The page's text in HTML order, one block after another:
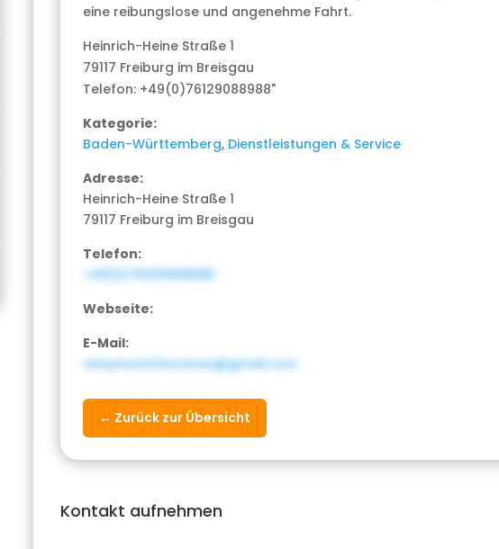
eine reibungslose und angenehme Fahrt.
Heinrich-Heine Straße 1
79117 Freiburg im Breisgau
Telefon: +49(0)76129088988"
Kategorie:
Baden-Württemberg, Dienstleistungen & Service
Adresse:
Heinrich-Heine Straße 1
79117 Freiburg im Breisgau
Telefon:
+49(0)76129088988
Webseite:
E-Mail:
okaymustafacanan@gmail.com
← Zurück zur Übersicht
Kontakt aufnehmen